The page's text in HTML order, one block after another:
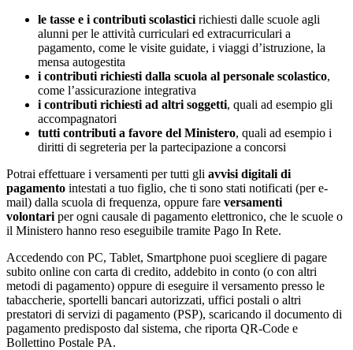
le tasse e i contributi scolastici richiesti dalle scuole agli
alunni per le attività curriculari ed extracurriculari a
pagamento, come le visite guidate, i viaggi d’istruzione, la
mensa autogestita
i contributi richiesti dalla scuola al personale scolastico,
come l’assicurazione integrativa
i contributi richiesti ad altri soggetti, quali ad esempio gli
accompagnatori
tutti contributi a favore del Ministero, quali ad esempio i
diritti di segreteria per la partecipazione a concorsi
Potrai effettuare i versamenti per tutti gli avvisi digitali di
pagamento intestati a tuo figlio, che ti sono stati notificati (per e-
mail) dalla scuola di frequenza, oppure fare versamenti
volontari per ogni causale di pagamento elettronico, che le scuole o
il Ministero hanno reso eseguibile tramite Pago In Rete.
Accedendo con PC, Tablet, Smartphone puoi scegliere di pagare
subito online con carta di credito, addebito in conto (o con altri
metodi di pagamento) oppure di eseguire il versamento presso le
tabaccherie, sportelli bancari autorizzati, uffici postali o altri
prestatori di servizi di pagamento (PSP), scaricando il documento di
pagamento predisposto dal sistema, che riporta QR-Code e
Bollettino Postale PA.